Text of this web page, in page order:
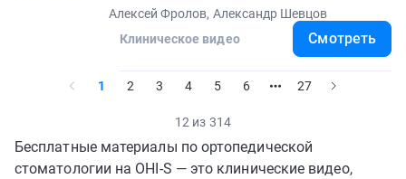
пациентов
Алексей Фролов, Александр Шевцов
Клиническое видео
Смотреть
1 2 3 4 5 6 27
12 из 314
Бесплатные материалы по ортопедической
стоматологии на OHI-S — это клинические видео,